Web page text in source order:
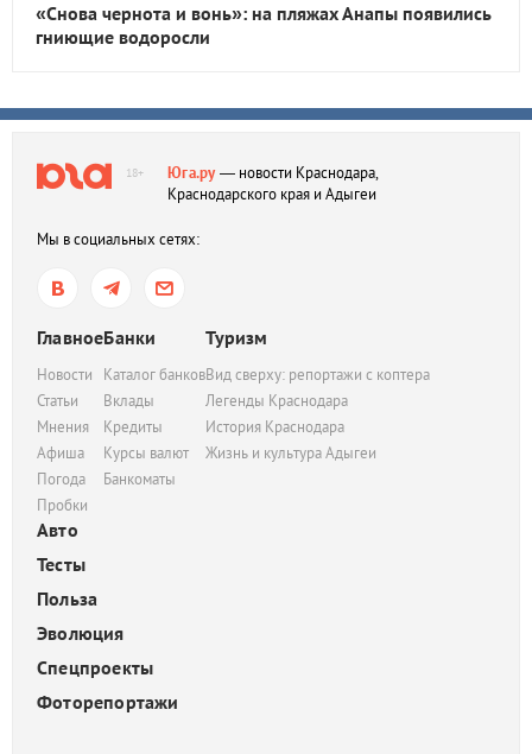
«Снова чернота и вонь»: на пляжах Анапы появились
гниющие водоросли
18+ Юга.ру— новости Краснодара,
Краснодарского края и Адыгеи
Мы в социальных сетях:
Главное
Новости
Статьи
Мнения
Афиша
Погода
Пробки
Банки
Каталог банков
Вклады
Кредиты
Курсы валют
Банкоматы
Туризм
Вид сверху: репортажи с коптера
Легенды Краснодара
История Краснодара
Жизнь и культура Адыгеи
Авто
Тесты
Польза
Эволюция
Спецпроекты
Фоторепортажи